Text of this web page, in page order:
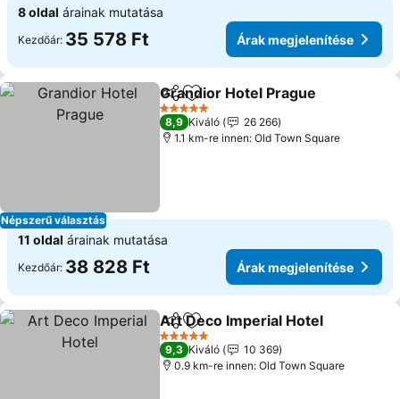
8 oldal árainak mutatása
Kezdőár: 35 578 Ft Árak megjelenítése
Népszerű választás
Megosztás
Hozzáadás a kedvencekhez
Grandior Hotel Prague
5 Kategória
8,9 Kiváló
26 266
1.1 km-re innen: Old Town Square
11 oldal árainak mutatása
Kezdőár: 38 828 Ft Árak megjelenítése
Megosztás
Hozzáadás a kedvencekhez
Art Deco Imperial Hotel
5 Kategória
9,3 Kiváló
10 369
0.9 km-re innen: Old Town Square